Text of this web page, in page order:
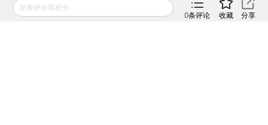
发表评论得积分
0条评论 收藏 分享